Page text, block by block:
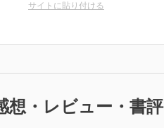
サイトに貼り付ける
想・レビュー・書評